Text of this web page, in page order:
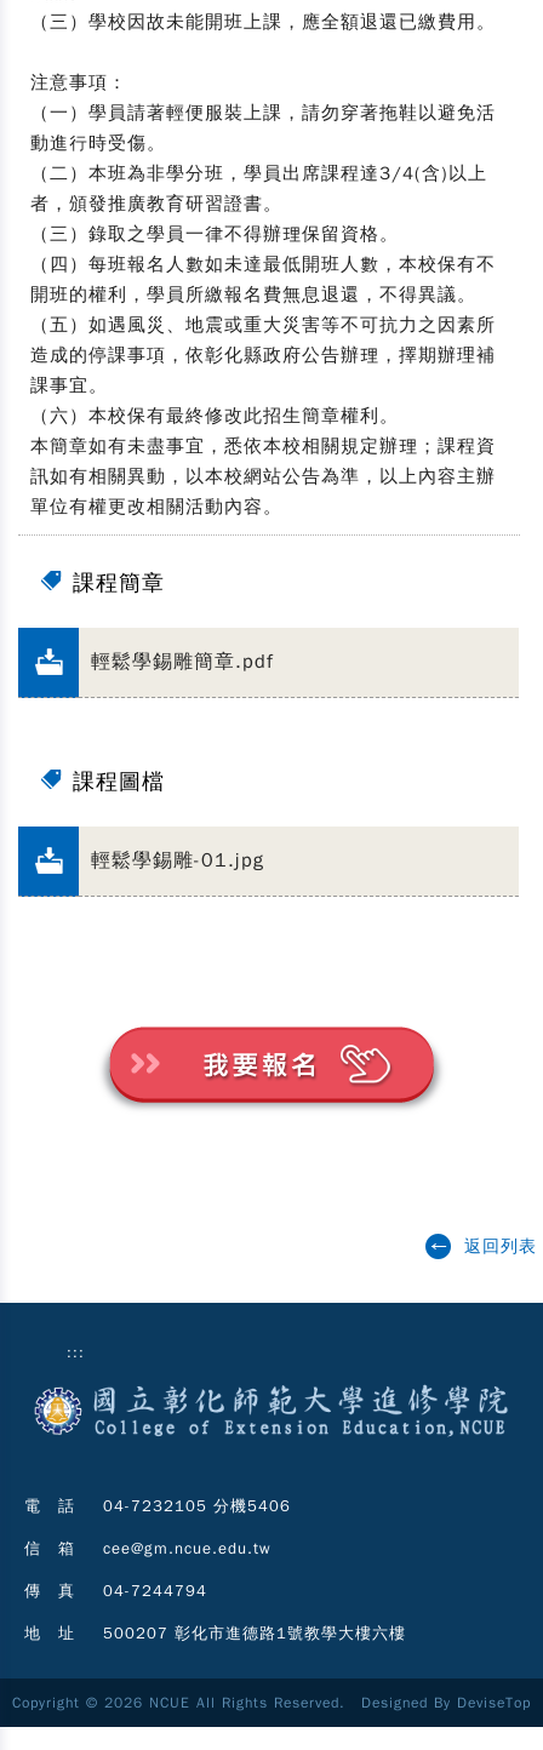
（三）學校因故未能開班上課，應全額退還已繳費用。
注意事項：
（一）學員請著輕便服裝上課，請勿穿著拖鞋以避免活
動進行時受傷。
（二）本班為非學分班，學員出席課程達3/4(含)以上
者，頒發推廣教育研習證書。
（三）錄取之學員一律不得辦理保留資格。
（四）每班報名人數如未達最低開班人數，本校保有不
開班的權利，學員所繳報名費無息退還，不得異議。
（五）如遇風災、地震或重大災害等不可抗力之因素所
造成的停課事項，依彰化縣政府公告辦理，擇期辦理補
課事宜。
（六）本校保有最終修改此招生簡章權利。
本簡章如有未盡事宜，悉依本校相關規定辦理；課程資
訊如有相關異動，以本校網站公告為準，以上內容主辦
單位有權更改相關活動內容。
課程簡章
輕鬆學錫雕簡章.pdf
課程圖檔
輕鬆學錫雕-01.jpg
返回列表
:::
電 話 04-7232105 分機5406
信 箱 cee@gm.ncue.edu.tw
傳 真 04-7244794
地 址 500207 彰化市進德路1號教學大樓六樓
Copyright © 2026 NCUE All Rights Reserved. Designed By DeviseTop